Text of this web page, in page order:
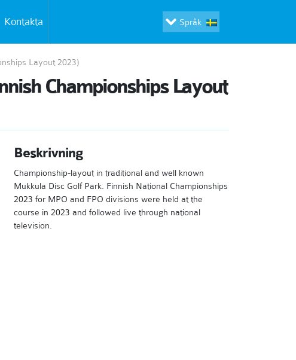
Kontakta Språk
Layout 2023)
Championships Layout
Beskrivning
Championship-layout in traditional and well known
Mukkula Disc Golf Park. Finnish National Championships
2023 for MPO and FPO divisions were held at the
course in 2023 and followed live through national
television.